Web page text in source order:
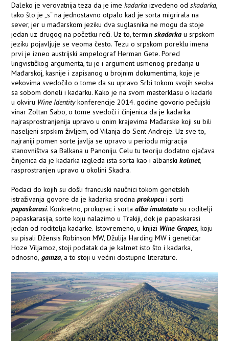
Daleko je verovatnija teza da je ime kadarka izvedeno odskadarka,
tako što je „s“ na jednostavno otpalo kad je sorta migrirala na
sever, jer u mađarskom jeziku dva suglasnika ne mogu da stoje
jedan uz drugog na početku reči. Uz to, terminskadarka u srpskom
jeziku pojavljuje se veoma često. Tezu o srpskom poreklu imena
prvi je izneo austrijski ampelograf Herman Gete. Pored
lingvističkog argumenta, tu je i argument usmenog predanja u
Mađarskoj, kasnije i zapisanog u brojnim dokumentima, koje je
vekovima svedočilo o tome da su upravo Srbi tokom svojih seoba
sa sobom doneli i kadarku. Kako je na svom masterklasu o kadarki
u okviru Wine Identitykonferencije 2014. godine govorio pečujski
vinar Zoltan Sabo, o tome svedoči i činjenica da je kadarka
najrasprostranjenija upravo u onim krajevima Mađarske koji su bili
naseljeni srpskim življem, od Vilanja do Sent Andreje. Uz sve to,
najraniji pomen sorte javlja se upravo u periodu migracija
stanovništva sa Balkana u Panoniju. Celu tu teoriju dodatno ojačava
činjenica da je kadarka izgleda ista sorta kao i albanskikalmet,
rasprostranjen upravo u okolini Skadra.
Podaci do kojih su došli francuski naučnici tokom genetskih
istraživanja govore da je kadarka srodnaprokupcu i sorti
papaskarasi. Konkretno, prokupac i sortaalba imutotato su roditelji
papaskarasija, sorte koju nalazimo u Trakiji, dok je papaskarasi
jedan od roditelja kadarke. Istovremeno, u knjizi Wine Grapes, koju
su pisali Džensis Robinson MW, Džulija Harding MW i genetičar
Hoze Viljamoz, stoji podatak da je kalmet isto što i kadarka,
odnosno, gamza, a to stoji u većini dostupne literature.